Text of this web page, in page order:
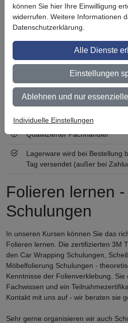
3M BestPartner Commercial
Preisschutz für unsere Kunden
Persönliche Beratung und
Keine Mindestbestellmenge
Ab 300 € Nettowarenwert
Deutschland)
Qualifizierter Fachhändler
Lagerware wird bei Bestellung
Tag versendet (außer bei
Folieren lernen
Schulungen
In unseren Kursen können Sie das
Folieren lernen. Die zertifizierten 3M
den Car Wrapping Schulungen,
Möbelfolierung Schulungen -
Kenntnisse der Folienverklebung.
Fachwissen und ein
Kontakt mit uns auf - wir beraten sie
Sehr gerne organisieren wir auch
können Sie hier Ihre Einwilligung
widerrufen. Weitere Informationen
Datenschutzerklärung.
Alle Dienste
Einstellungen
Ablehnen und nur
Individuelle Einstellungen